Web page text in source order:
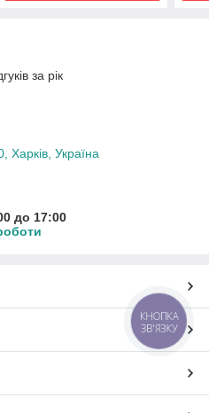
за рік
Харків, Україна
до 17:00
КНОПКА
ЗВ'ЯЗКУ